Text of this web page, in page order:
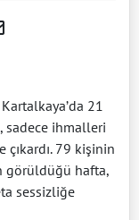
21
sadece ihmalleri
79 kişinin
görüldüğü hafta,
sessizliğe